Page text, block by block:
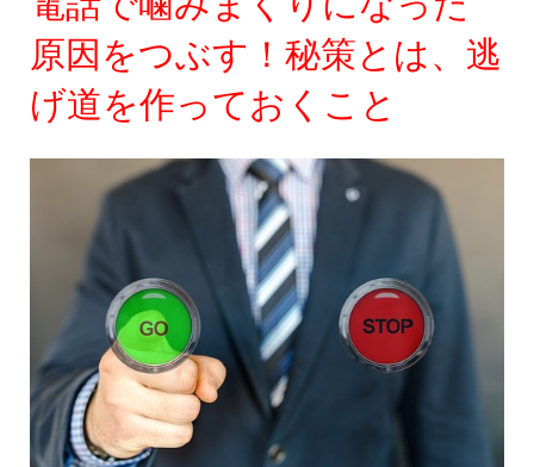
原因をつぶす！秘策とは、逃
げ道を作っておくこと